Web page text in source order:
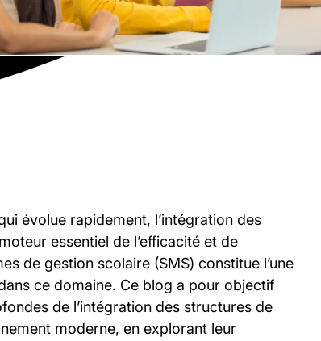
évolue rapidement, l’intégration des
essentiel de l’efficacité et de
de gestion scolaire (SMS) constitue l’une
ce domaine. Ce blog a pour objectif
de l’intégration des structures de
moderne, en explorant leur